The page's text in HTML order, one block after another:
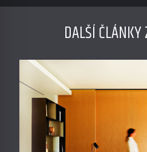
DALŠÍ